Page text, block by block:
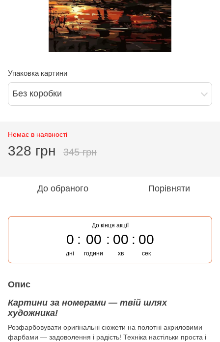
Упаковка картини
Без коробки
Немає в наявності
328 грн 345 грн
До обраного Порівняти
До кінця акції
0
дні
00
години
00
хв
00
сек
Опис
Картини за номерами — твій шлях
художника!
Розфарбовувати оригінальні сюжети на полотні акриловими
фарбами — задоволення і радість! Техніка настільки проста і